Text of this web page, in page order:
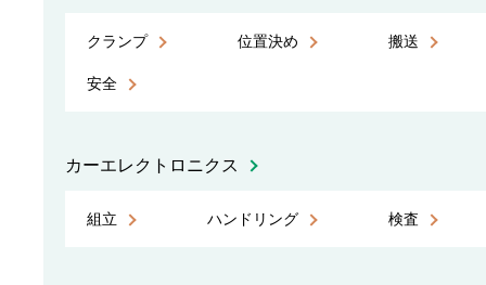
クランプ 位置決め 搬送
安全
カーエレクトロニクス
組立 ハンドリング 検査